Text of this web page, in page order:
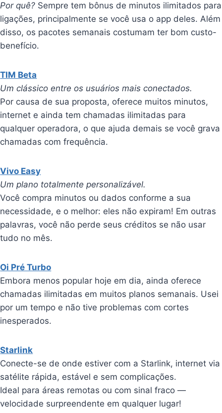
Por quê? Sempre tem bônus de minutos ilimitados para
ligações, principalmente se você usa o app deles. Além
disso, os pacotes semanais costumam ter bom custo-
benefício.
TIM Beta
Um clássico entre os usuários mais conectados.
Por causa de sua proposta, oferece muitos minutos,
internet e ainda tem chamadas ilimitadas para
qualquer operadora, o que ajuda demais se você grava
chamadas com frequência.
Vivo Easy
Um plano totalmente personalizável.
Você compra minutos ou dados conforme a sua
necessidade, e o melhor: eles não expiram! Em outras
palavras, você não perde seus créditos se não usar
tudo no mês.
Oi Pré Turbo
Embora menos popular hoje em dia, ainda oferece
chamadas ilimitadas em muitos planos semanais. Usei
por um tempo e não tive problemas com cortes
inesperados.
Starlink
Conecte-se de onde estiver com a Starlink, internet via
satélite rápida, estável e sem complicações.
Ideal para áreas remotas ou com sinal fraco —
velocidade surpreendente em qualquer lugar!